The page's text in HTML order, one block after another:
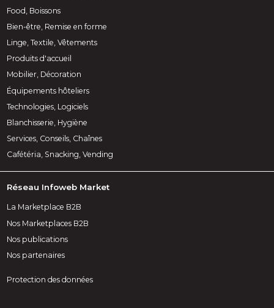
Food, Boissons
Bien-être, Remise en forme
Linge, Textile, Vêtements
Produits d'accueil
Mobilier, Décoration
Équipements hôteliers
Technologies, Logiciels
Blanchisserie, Hygiène
Services, Conseils, Chaînes
Cafétéria, Snacking, Vending
Réseau Infoweb Market
La Marketplace B2B
Nos Marketplaces B2B
Nos publications
Nos partenaires
Protection des données